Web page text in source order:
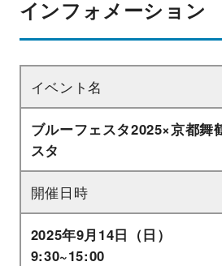
インフォメーション
イベント名
ブルーフェスタ2025×京都舞
スタ
開催日時
2025年9月14日（日）
9:30~15:00